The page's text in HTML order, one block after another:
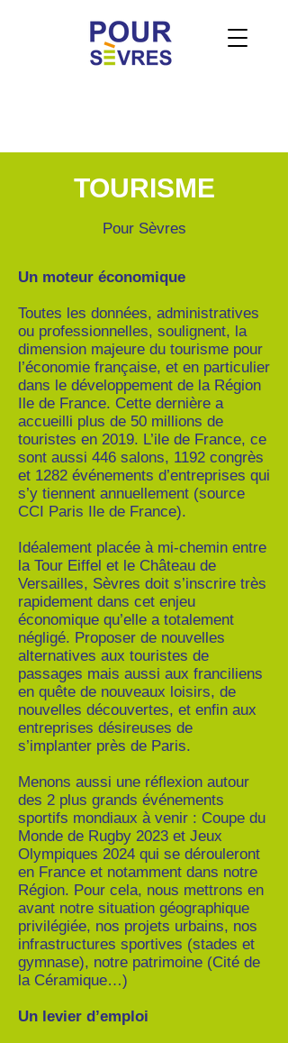
TOURISME
Pour Sèvres
Un moteur économique
Toutes les données, administratives
ou professionnelles, soulignent, la
dimension majeure du tourisme pour
l’économie française, et en particulier
dans le développement de la Région
Ile de France. Cette dernière a
accueilli plus de 50 millions de
touristes en 2019. L’ile de France, ce
sont aussi 446 salons, 1192 congrès
et 1282 événements d’entreprises qui
s’y tiennent annuellement (source
CCI Paris Ile de France).
Idéalement placée à mi-chemin entre
la Tour Eiffel et le Château de
Versailles, Sèvres doit s’inscrire très
rapidement dans cet enjeu
économique qu’elle a totalement
négligé. Proposer de nouvelles
alternatives aux touristes de
passages mais aussi aux franciliens
en quête de nouveaux loisirs, de
nouvelles découvertes, et enfin aux
entreprises désireuses de
s’implanter près de Paris.
Menons aussi une réflexion autour
des 2 plus grands événements
sportifs mondiaux à venir : Coupe du
Monde de Rugby 2023 et Jeux
Olympiques 2024 qui se dérouleront
en France et notamment dans notre
Région. Pour cela, nous mettrons en
avant notre situation géographique
privilégiée, nos projets urbains, nos
infrastructures sportives (stades et
gymnase), notre patrimoine (Cité de
la Céramique…)
Un levier d’emploi